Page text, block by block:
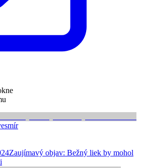
Zaujímavý objav: Bežný liek by mohol